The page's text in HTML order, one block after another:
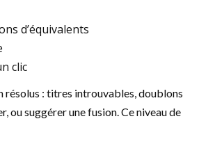
d’équivalents
clic
résolus : titres introuvables, doublons
ou suggérer une fusion. Ce niveau de